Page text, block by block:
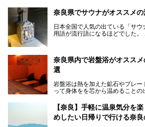
界遺産があり、古代をそこかし
そんな奈良県のスーパー銭湯は
ら、険しい山中にある秘湯までバ
奈良県で評判のスーパー銭湯をご
奈良県でサウナがオススメ
日本全国で人気の出ている「サ
用語が流行語になるほどでした。
中心部に近いサウナや郊外にある
サウナなど種類も豊富です。
奈良県にあるサウナでリフレッシ
奈良県内で岩盤浴がオスス
選
岩盤浴は熱を加えた鉱石やプレー
って身体をを芯から温めることの
果だけではなく、代謝が高まり
待できます。今回はそんな岩盤浴
オススメ温泉・銭湯・スパ3ヶ所
【奈良】手軽に温泉気分を
めしたい日帰りで行ける奈